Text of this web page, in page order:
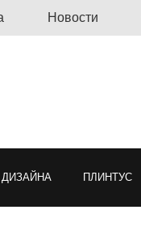
Новости
ПЛИНТУС